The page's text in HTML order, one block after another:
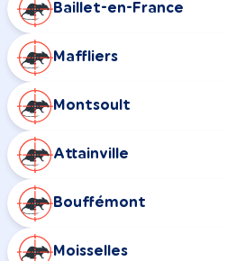
Baillet-en-France
Maffliers
Montsoult
Attainville
Bouffémont
Moisselles